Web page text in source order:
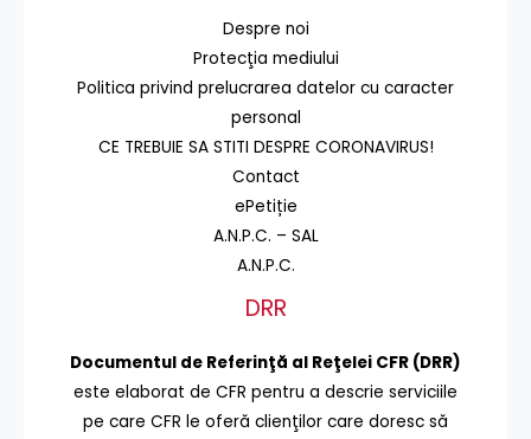
Despre noi
Protecţia mediului
Politica privind prelucrarea datelor cu caracter
personal
CE TREBUIE SA STITI DESPRE CORONAVIRUS!
Contact
ePetiție
A.N.P.C. – SAL
A.N.P.C.
DRR
Documentul de Referinţă al Reţelei CFR (DRR)
este elaborat de CFR pentru a descrie serviciile
pe care CFR le oferă clienţilor care doresc să